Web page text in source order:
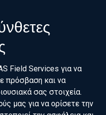
Field Services για να
πρόσβαση και να
σας στοιχεία.
μας για να ορίσετε την